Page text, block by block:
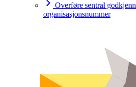
Overføre sentral
organisasjonsnummer